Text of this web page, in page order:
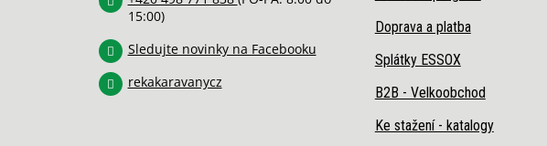
15:00)
Sledujte novinky na Facebooku
rekakaravanycz
Doprava a platba
Splátky ESSOX
B2B - Velkoobchod
Ke stažení - katalogy